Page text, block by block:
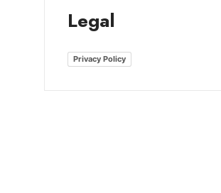
Legal
Privacy Policy